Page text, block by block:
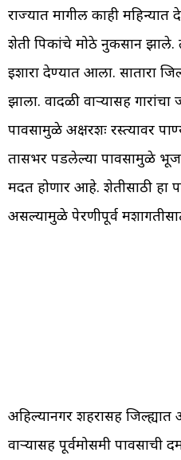
राज्यात मागील काही महिन्यात
शेती पिकांचे मोठे नुकसान झाले.
इशारा देण्यात आला. सातारा
झाला. वादळी वाऱ्यासह
पावसामुळे अक्षरशः रस्त्यावर
तासभर पडलेल्या पावसामुळे
मदत होणार आहे. शेतीसाठी हा
असल्यामुळे पेरणीपूर्व
अहिल्यानगर शहरासह जिल्ह्यात
वाऱ्यासह पूर्वमोसमी पावसाची